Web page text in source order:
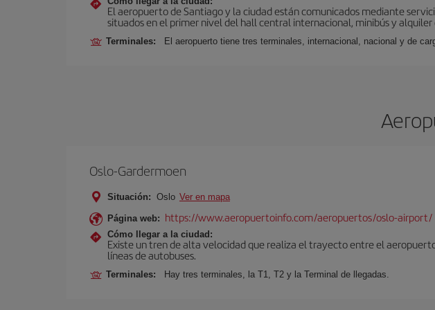
El aeropuerto de Santiago y la ciudad están comunicados mediante
situados en el primer nivel del hall central internacional, minibús y alquiler
Terminales: El aeropuerto tiene tres terminales, internacional, nacional y de
Oslo-Gardermoen
Situación: Oslo Ver en mapa
Página web: https://www.aeropuertoinfo.com/aeropuertos/oslo-airport/
Cómo llegar a la ciudad:
Existe un tren de alta velocidad que realiza el trayecto entre el
líneas de autobuses.
Terminales: Hay tres terminales, la T1, T2 y la Terminal de llegadas.